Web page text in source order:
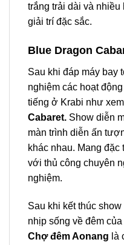
trắng trải dài và
giải trí đặc sắc.
Blue Dragon
Sau khi đáp máy bay
nghiệm các hoạt
tiếng ở Krabi như
Cabaret. Show diễn
màn trình diễn ấn
khác nhau. Mang
với thủ công chuyên
nghiệm.
Sau khi kết thúc
nhịp sống về đêm
Chợ đêm Aonang là